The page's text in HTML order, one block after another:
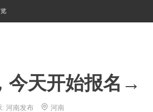
今天开始报名→
河南发布 河南